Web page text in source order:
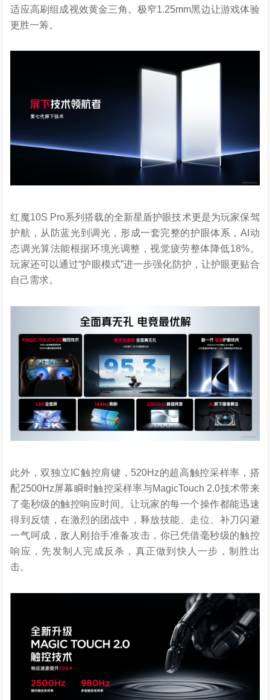
适应高刷组成视效黄金三角。极窄1.25mm黑边让游戏体验
更胜一筹。
红魔10S Pro系列搭载的全新星盾护眼技术更是为玩家保驾
护航，从防蓝光到调光，形成一套完整的护眼体系，AI动
态调光算法能根据环境光调整，视觉疲劳整体降低18%。
玩家还可以通过“护眼模式”进一步强化防护，让护眼更贴合
自己需求。
此外，双独立IC触控肩键，520Hz的超高触控采样率，搭
配2500Hz屏幕瞬时触控采样率与MagicTouch 2.0技术带来
了毫秒级的触控响应时间。让玩家的每一个操作都能迅速
得到反馈，在激烈的团战中，释放技能、走位、补刀闪避
一气呵成，敌人刚抬手准备攻击，你已凭借毫秒级的触控
响应，先发制人完成反杀，真正做到快人一步，制胜出
击。